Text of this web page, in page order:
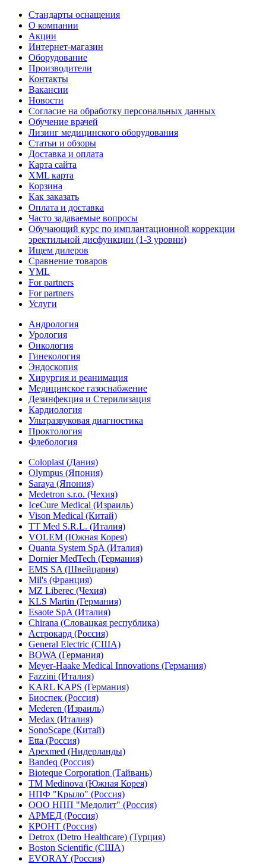
Стандарты оснащения
О компании
Акции
Интернет-магазин
Оборудование
Производители
Контакты
Вакансии
Новости
Согласие на обработку персональных данных
Обучение врачей
Лизинг медицинского оборудования
Статьи и обзоры
Доставка и оплата
Карта сайта
XML карта
Корзина
Как заказать
Оплата и доставка
Часто задаваемые вопросы
Обучающий курс по имплантационной коррекции
эректильной дисфункции (1-3 уровни)
Ищем дилеров
Сравнение товаров
YML
For partners
For partners
Услуги
Андрология
Урология
Онкология
Гинекология
Эндоскопия
Хирургия и реанимация
Медицинское газоснабжение
Дезинфекция и Стерилизация
Кардиология
Ультразвуковая диагностика
Проктология
Флебология
Coloplast (Дания)
Olympus (Япония)
Saraya (Япония)
Medetron s.r.o. (Чехия)
IceCure Medical (Израиль)
Vison Medical (Китай)
TT Med S.R.L. (Италия)
VOLEM (Южная Корея)
Quanta System SpA (Италия)
Dornier MedTech (Германия)
EMS SA (Швейцария)
Mil's (Франция)
MZ Liberec (Чехия)
KLS Martin (Германия)
Esaote SpA (Италия)
Chirana (Словацкая республика)
Астрокард (Россия)
General Electric (США)
BOWA (Германия)
Meyer-Haake Medical Innovations (Германия)
Fazzini (Италия)
KARL KAPS (Германия)
Биоспек (Россия)
Mederen (Израиль)
Medax (Италия)
SonoScape (Китай)
Etta (Россия)
Apexmed (Нидерланды)
Bandeq (Россия)
Bioteque Corporation (Тайвань)
TM Medinova (Южная Корея)
НПФ "Крыло" (Россия)
ООО НПП "Медолит" (Россия)
АРМЕД (Россия)
КРОНТ (Россия)
Detrox (Detro Healthcare) (Турция)
Boston Scientific (США)
EVORAY (Россия)